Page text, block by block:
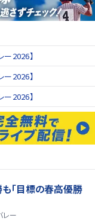
ー2026】
ー2026】
ー2026】
「目標の春高優勝
レー